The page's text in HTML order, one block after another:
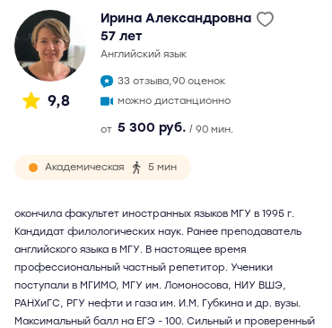
9,8
Ирина Александровна
57 лет
английский язык
33 отзыва,90 оценок
можно дистанционно
от 5 300 руб. / 90 мин.
Академическая 5 мин
окончила факультет иностранных языков МГУ в 1995 г.
Кандидат филологических наук. Ранее преподаватель
английского языка в МГУ. В настоящее время
профессиональный частный репетитор. Ученики
поступали в МГИМО, МГУ им. Ломоносова, НИУ ВШЭ,
РАНХиГС, РГУ нефти и газа им. И.М. Губкина и др. вузы.
Максимальный балл на ЕГЭ - 100. Сильный и проверенный